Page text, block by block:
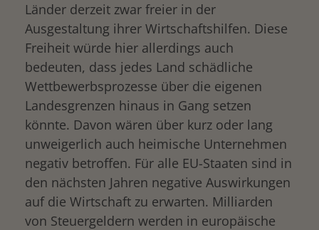
Länder derzeit zwar freier in der
Ausgestaltung ihrer Wirtschaftshilfen. Diese
Freiheit würde hier allerdings auch
bedeuten, dass jedes Land schädliche
Wettbewerbsprozesse über die eigenen
Landesgrenzen hinaus in Gang setzen
könnte. Davon wären über kurz oder lang
unweigerlich auch heimische Unternehmen
negativ betroffen. Für alle EU-Staaten sind in
den nächsten Jahren negative Auswirkungen
auf die Wirtschaft zu erwarten. Milliarden
von Steuergeldern werden in europäische